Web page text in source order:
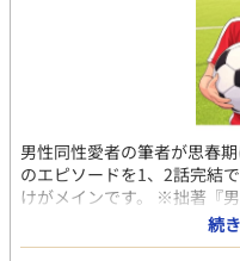
男性同性愛者の筆者が思春
のエピソードを1、2話完結
けがメインです。 ※拙著『
どれも1話完結なので、本編
い！
続